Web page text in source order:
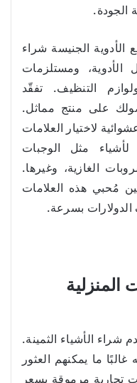
الجودة.
الأدوية الجنيسة شراء
ومستلزمات
التنظيف. تفقّد
على منتج مماثل.
لاختيار العلامات
لأشياء مثل الوجبات
الغازية، وغيرها.
مُحبي هذه العلامات
الدولارات بسرعة.
المنزلية
شراء الأشياء الثمينة.
ما يمكنهم العثور
تجارية مرموقة بسعر